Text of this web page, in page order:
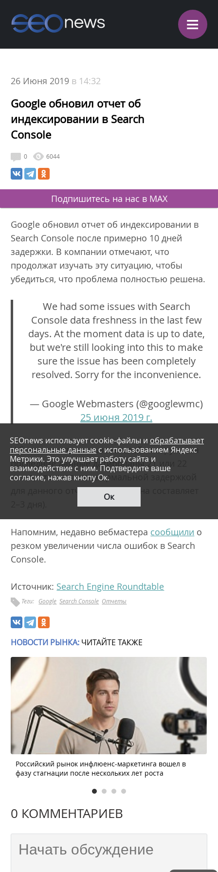
≡
26 Июня 2019 в 14:32
Google обновил отчет об
индексировании в Search
Console
0 6044
Подпишитесь на нас в MAX
Google обновил отчет об индексировании в
Search Console после примерно 10 дней
задержки. В компании отмечают, что
продолжат изучать эту ситуацию, чтобы
убедиться, что проблема полностью решена.
We had some issues with Search
Console data freshness in the last few
days. At the moment data is up to date,
but we're still looking into this to make
sure the issue has been completely
resolved. Sorry for the inconvenience.
— Google Webmasters (@googlewmc)
25 июня 2019 г.
У большинства пользователей инструмента
последние данные датированы 21 или 22
июня, что является нормальной задержкой
для данного отчета (обычно она составляет
Напомним, недавно вебмастера сообщили о
резком увеличении числа ошибок в Search
Console.
Источник: Search Engine Roundtable
Теги: Google Search Console Отчеты
SEOnews использует cookie-файлы и обрабатывает
персональные данные с использованием Яндекс
Метрики. Это улучшает работу сайта и
взаимодействие с ним. Подтвердите ваше
согласие, нажав кнопу Ок.
Ок
НОВОСТИ РЫНКА: ЧИТАЙТЕ ТАКЖЕ
Российский рынок инфлюенс-маркетинга вошел в
фазу стагнации после нескольких лет роста
0 КОММЕНТАРИЕВ